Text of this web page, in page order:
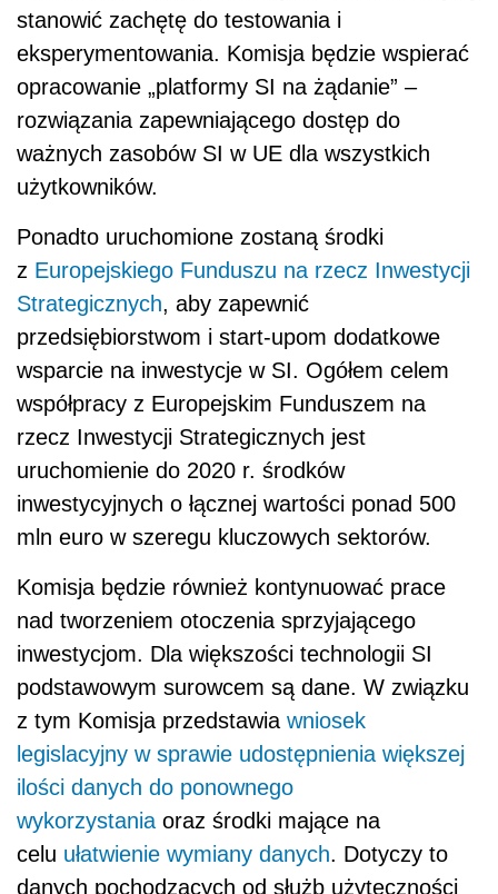
stanowić zachętę do testowania i
eksperymentowania. Komisja będzie wspierać
opracowanie „platformy SI na żądanie” –
rozwiązania zapewniającego dostęp do
ważnych zasobów SI w UE dla wszystkich
użytkowników.
Ponadto uruchomione zostaną środki
z Europejskiego Funduszu na rzecz Inwestycji
Strategicznych, aby zapewnić
przedsiębiorstwom i start-upom dodatkowe
wsparcie na inwestycje w SI. Ogółem celem
współpracy z Europejskim Funduszem na
rzecz Inwestycji Strategicznych jest
uruchomienie do 2020 r. środków
inwestycyjnych o łącznej wartości ponad 500
mln euro w szeregu kluczowych sektorów.
Komisja będzie również kontynuować prace
nad tworzeniem otoczenia sprzyjającego
inwestycjom. Dla większości technologii SI
podstawowym surowcem są dane. W związku
z tym Komisja przedstawia wniosek
legislacyjny w sprawie udostępnienia większej
ilości danych do ponownego
wykorzystania oraz środki mające na
celu ułatwienie wymiany danych. Dotyczy to
danych pochodzących od służb użyteczności